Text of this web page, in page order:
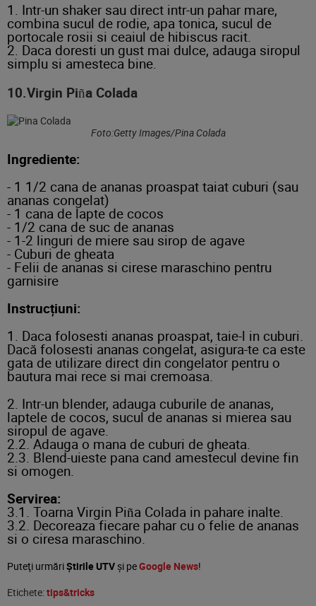
1. Intr-un shaker sau direct intr-un pahar mare,
combina sucul de rodie, apa tonica, sucul de
portocale rosii si ceaiul de hibiscus racit.
2. Daca doresti un gust mai dulce, adauga siropul
simplu si amesteca bine.
10.Virgin Piña Colada
Foto:Getty Images/Pina Colada
Ingrediente:
- 1 1/2 cana de ananas proaspat taiat cuburi (sau
ananas congelat)
- 1 cana de lapte de cocos
- 1/2 cana de suc de ananas
- 1-2 linguri de miere sau sirop de agave
- Cuburi de gheata
- Felii de ananas si cirese maraschino pentru
garnisire
Instrucțiuni:
1. Daca folosesti ananas proaspat, taie-l in cuburi.
Dacă folosesti ananas congelat, asigura-te ca este
gata de utilizare direct din congelator pentru o
bautura mai rece si mai cremoasa.
2. Intr-un blender, adauga cuburile de ananas,
laptele de cocos, sucul de ananas si mierea sau
siropul de agave.
2.2. Adauga o mana de cuburi de gheata.
2.3. Blend-uieste pana cand amestecul devine fin
si omogen.
Servirea:
3.1. Toarna Virgin Piña Colada in pahare inalte.
3.2. Decoreaza fiecare pahar cu o felie de ananas
si o ciresa maraschino.
Puteţi urmăriȘtirile UTVşi peGoogle News!
Etichete:tips&tricks